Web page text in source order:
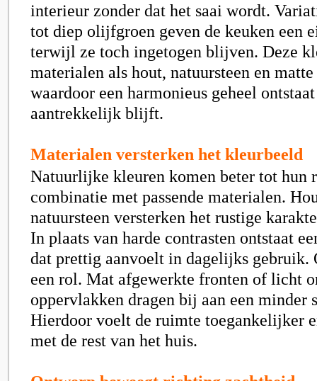
interieur zonder dat het saai wordt.
tot diep olijfgroen geven de keuken een
terwijl ze toch ingetogen blijven. Deze
materialen als hout, natuursteen en
waardoor een harmonieus geheel
aantrekkelijk blijft.
Materialen versterken het kleurbeeld
Natuurlijke kleuren komen beter tot hun
combinatie met passende materialen.
natuursteen versterken het rustige
In plaats van harde contrasten ontstaat
dat prettig aanvoelt in dagelijks gebruik.
een rol. Mat afgewerkte fronten of licht
oppervlakken dragen bij aan een minder
Hierdoor voelt de ruimte toegankelijker
met de rest van het huis.